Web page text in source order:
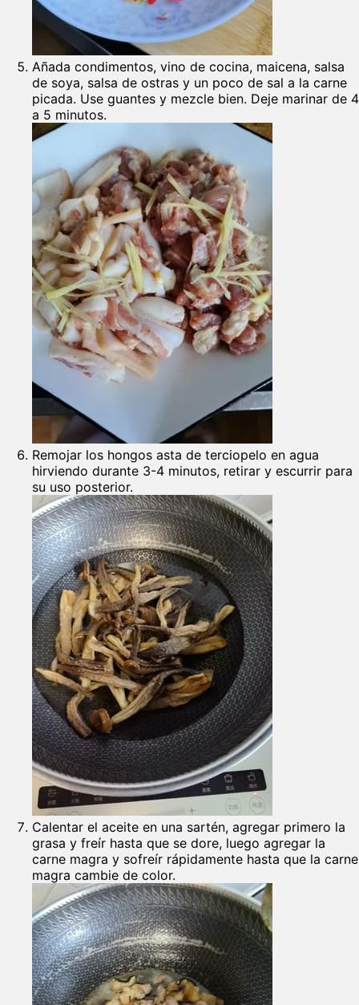
Añada condimentos, vino de cocina, maicena, salsa
de soya, salsa de ostras y un poco de sal a la carne
picada. Use guantes y mezcle bien. Deje marinar de 4
a 5 minutos.
Remojar los hongos asta de terciopelo en agua
hirviendo durante 3-4 minutos, retirar y escurrir para
su uso posterior.
Calentar el aceite en una sartén, agregar primero la
grasa y freír hasta que se dore, luego agregar la
carne magra y sofreír rápidamente hasta que la carne
magra cambie de color.